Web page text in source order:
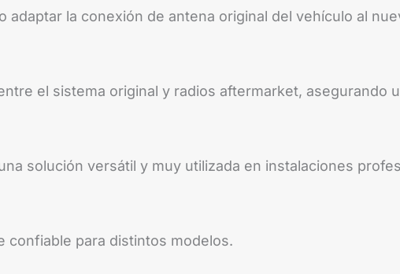
la conexión de antena original del vehículo al
el sistema original y radios aftermarket, asegurando
solución versátil y muy utilizada en instalaciones
confiable para distintos modelos.